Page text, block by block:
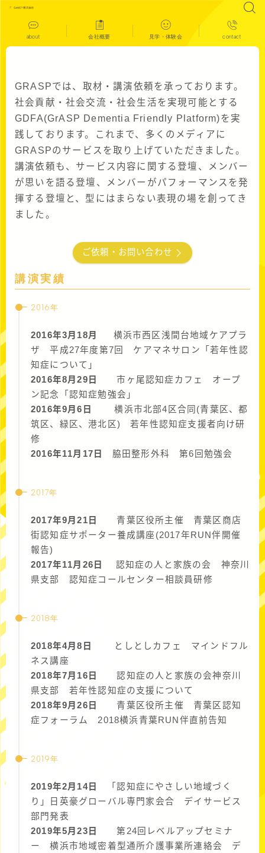
about 会社概要 見学・体験会 contact
GRASPでは、取材・講演依頼を承っております。
社会貢献・社会交流・社会生活を実現可能とする
GDFA(GrASP Dementia Friendly Platform)を実
践しております。これまで、多くのメディアに
GRASPのサービスを取り上げていただきました。
講演依頼も、サービス内容に関する登壇、メンバー
が思いを語る登壇、メンバーがパフォーマンスを発
揮する登壇と、型にはまらない表現の場を創ってき
ました。
ご依頼・お問い合わせ
講演実績
2016年
2016年3月18月
横浜市西区浅間台地域ケアプラ
ザ 平成27年度第7回 ケアマネサロン「若年性認
知症について」
2016年8月29日
市ヶ尾認知症カフェ オープ
ン記念「認知症勉強会」
2016年9月6日
横浜市北部4区合同(青葉区、都
筑区、緑区、港北区) 若年性認知症支援者向け研
修
2016年11月17日
脇田整形外科 第6回勉強会
2017年
2017年9月21日
青葉区役所主催 青葉区商店
街認知症サポーター養成講座(2017年RUN伴開催
報告)
2017年11月26日
認知症の人と家族の会 神奈川
県支部 認知症コールセンター相談員研修
2018年
2018年4月8日
としとしカフェ マインドフル
ネス講座
2018年7月16日
認知症の人と家族の会神奈川
県支部 若年性認知症の支援について
2018年9月26日
青葉区役所主催 青葉区認知
症フォーラム 2018横浜青葉RUN伴直前告知
2019年
2019年2月14日
「認知症にやさしい地域づく
り」日英豪グローバル専門家会合 デイサービス
部門発表
2019年5月23日
第24回レベルアップセミナ
ー 横浜市地域密着型通所介護事業所連絡会 デ